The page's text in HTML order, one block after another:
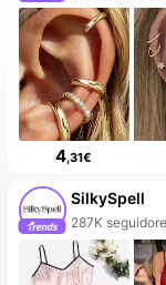
4 ,31€
SilkySpell
20+ Nuevo